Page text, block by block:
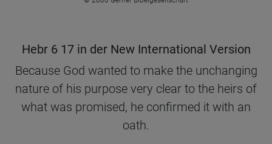
Hebr 6 17 in der New International Version
Because God wanted to make the unchanging
nature of his purpose very clear to the heirs of
what was promised, he confirmed it with an
oath.